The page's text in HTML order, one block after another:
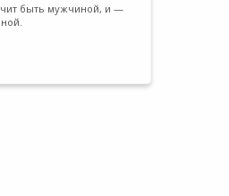
быть мужчиной, и —